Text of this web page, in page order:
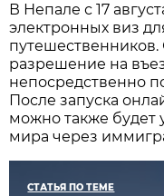
В Непале с 17
электронных виз
разрешение на
непосредственно
После запуска
можно также будет
мира через
СТАТЬЯ ПО ТЕМЕ